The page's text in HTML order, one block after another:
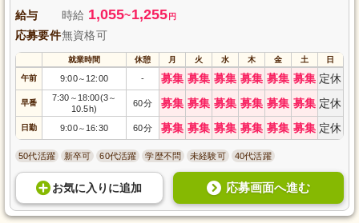
給与 時給 1,055~1,255 円
応募要件無資格可
就業時間 休憩 月 火 水 木 金 土 日
午前 9:00～ 12:00 - 募集 募集 募集 募集 募集 募集 定休
早番
7:30 ～ 18:00(3～
10.5h)
60分 募集 募集 募集 募集 募集 募集 定休
日勤 9:00～ 16:30 60分 募集 募集 募集 募集 募集 募集 定休
50代活躍 新卒可 60代活躍 学歴不問 未経験可 40代活躍
お気に入り に追加 応募画面へ進む